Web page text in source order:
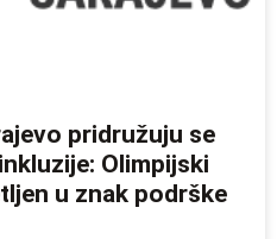
pridružuju se
Olimpijski
u znak podrške